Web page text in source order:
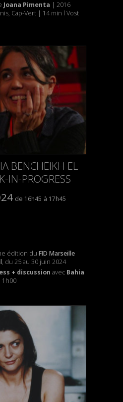
Joana Pimenta | 2016
Cap-Vert | 14 min l Vost
BENCHEIKH EL
IN-PROGRESS
16h45 17h45
édition du FID Marseille
, du 25 au 30 juin 2024
+ discussion avec Bahia
1h00